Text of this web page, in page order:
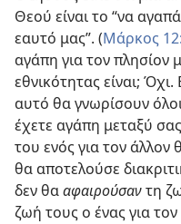
Θεού είναι το “να
εαυτό μας”. (Μάρκος
αγάπη για τον πλησίον
εθνικότητας είναι;
αυτό θα γνωρίσουν
έχετε αγάπη μεταξύ
του ενός για τον
θα αποτελούσε
δεν θααφαιρούσαντη
ζωή τους ο ένας για τον